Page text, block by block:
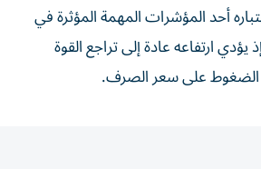
أحد المؤشرات المهمة المؤثرة في
يؤدي ارتفاعه عادة إلى تراجع القوة
الضغوط على سعر الصرف.